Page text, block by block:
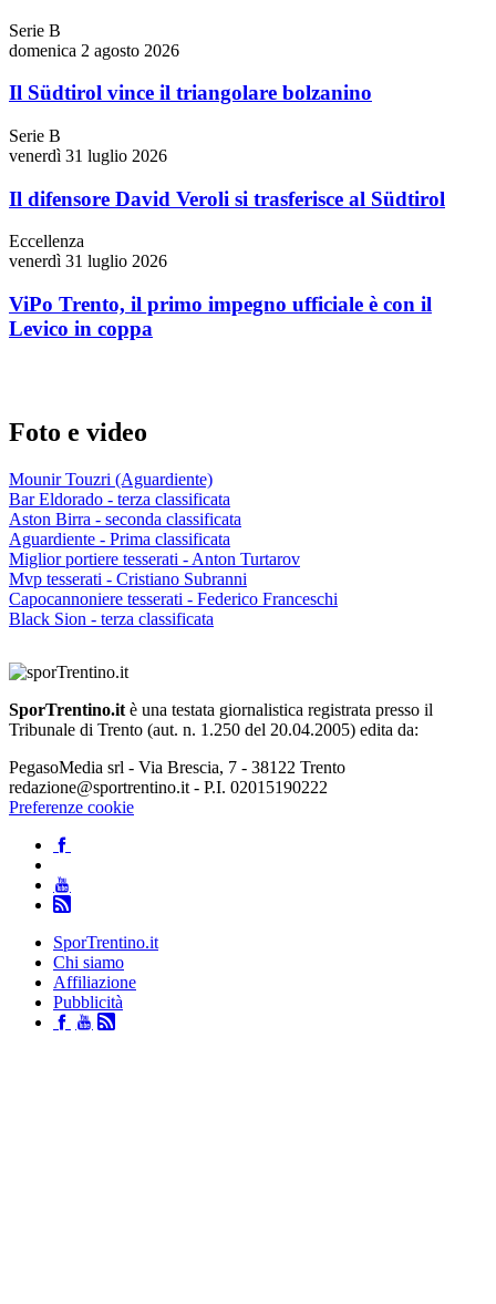
Serie B
domenica 2 agosto 2026
Il Südtirol vince il triangolare bolzanino
Serie B
venerdì 31 luglio 2026
Il difensore David Veroli si trasferisce al Südtirol
Eccellenza
venerdì 31 luglio 2026
ViPo Trento, il primo impegno ufficiale è con il
Levico in coppa
Foto e video
Mounir Touzri (Aguardiente)
Bar Eldorado - terza classificata
Aston Birra - seconda classificata
Aguardiente - Prima classificata
Miglior portiere tesserati - Anton Turtarov
Mvp tesserati - Cristiano Subranni
Capocannoniere tesserati - Federico Franceschi
Black Sion - terza classificata
SporTrentino.it è una testata giornalistica registrata presso il
Tribunale di Trento (aut. n. 1.250 del 20.04.2005) edita da:
PegasoMedia srl - Via Brescia, 7 - 38122 Trento
redazione@sportrentino.it - P.I. 02015190222
Preferenze cookie
SporTrentino.it
Chi siamo
Affiliazione
Pubblicità